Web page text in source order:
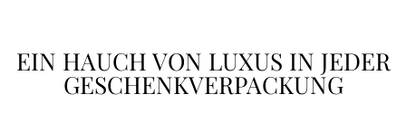
EIN HAUCH VON LUXUS IN JEDER
GESCHENKVERPACKUNG